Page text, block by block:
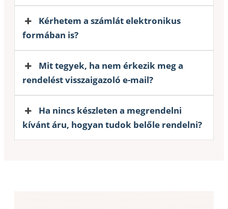
Kérhetem a számlát elektronikus
formában is?
Mit tegyek, ha nem érkezik meg a
rendelést visszaigazoló e-mail?
Ha nincs készleten a megrendelni
kívánt áru, hogyan tudok belőle rendelni?